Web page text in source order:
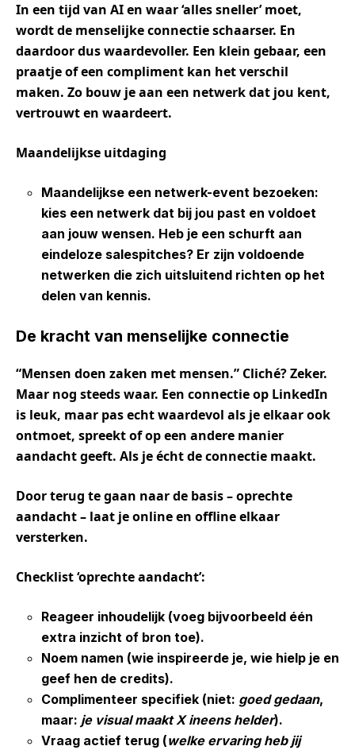
In een tijd van AI en waar ‘alles sneller’ moet,
wordt de menselijke connectie schaarser. En
daardoor dus waardevoller. Een klein gebaar, een
praatje of een compliment kan het verschil
maken. Zo bouw je aan een netwerk dat jou kent,
vertrouwt en waardeert.
Maandelijkse uitdaging
Maandelijkse een netwerk-event bezoeken:
kies een netwerk dat bij jou past en voldoet
aan jouw wensen. Heb je een schurft aan
eindeloze salespitches? Er zijn voldoende
netwerken die zich uitsluitend richten op het
delen van kennis.
De kracht van menselijke connectie
“Mensen doen zaken met mensen.” Cliché? Zeker.
Maar nog steeds waar. Een connectie op LinkedIn
is leuk, maar pas echt waardevol als je elkaar ook
ontmoet, spreekt of op een andere manier
aandacht geeft. Als je écht de connectie maakt.
Door terug te gaan naar de basis – oprechte
aandacht – laat je online en offline elkaar
versterken.
Checklist‘oprechteaandacht’:
Reageer inhoudelijk (voeg bijvoorbeeld één
extra inzicht of bron toe).
Noem namen (wie inspireerde je, wie hielp je en
geef hen de credits).
Complimenteer specifiek (niet: goed gedaan,
maar: je visual maakt X ineens helder).
Vraag actief terug (welke ervaring heb jij